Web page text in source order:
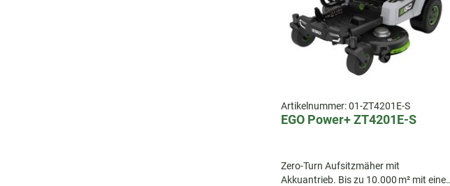
Artikelnummer:01-ZT4201E-S
EGO Power+ ZT4201E-S
Zero-Turn Aufsitzmäher mit
Akkuantrieb. Bis zu 10.000 m² mit einer